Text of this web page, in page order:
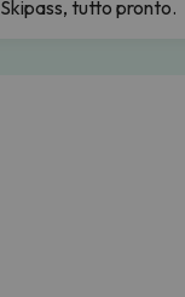
Skipass, tutto pronto.